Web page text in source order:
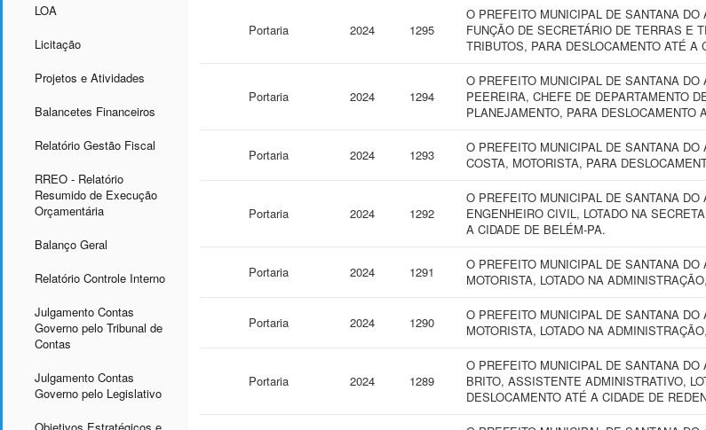
LOA
Licitação
Projetos e Atividades
Balancetes Financeiros
Relatório Gestão Fiscal
RREO - Relatório
Resumido de Execução
Orçamentária
Balanço Geral
Relatório Controle Interno
Julgamento Contas
Governo pelo Tribunal de
Contas
Julgamento Contas
Governo pelo Legislativo
Portaria 2024 1295
O PREFEITO MUNICIPAL DE SANTANA
FUNÇÃO DE SECRETÁRIO DE TERRAS E
TRIBUTOS, PARA DESLOCAMENTO ATÉ A
Portaria 2024 1294
O PREFEITO MUNICIPAL DE SANTANA
PEEREIRA, CHEFE DE DEPARTAMENTO
PLANEJAMENTO, PARA DESLOCAMENTO
Portaria 2024 1293
O PREFEITO MUNICIPAL DE SANTANA
COSTA, MOTORISTA, PARA
Portaria 2024 1292
O PREFEITO MUNICIPAL DE SANTANA
ENGENHEIRO CIVIL, LOTADO NA
A CIDADE DE BELÉM-PA.
Portaria 2024 1291
O PREFEITO MUNICIPAL DE SANTANA
MOTORISTA, LOTADO NA
Portaria 2024 1290
O PREFEITO MUNICIPAL DE SANTANA
MOTORISTA, LOTADO NA
Portaria 2024 1289
O PREFEITO MUNICIPAL DE SANTANA
BRITO, ASSISTENTE ADMINISTRATIVO,
DESLOCAMENTO ATÉ A CIDADE DE